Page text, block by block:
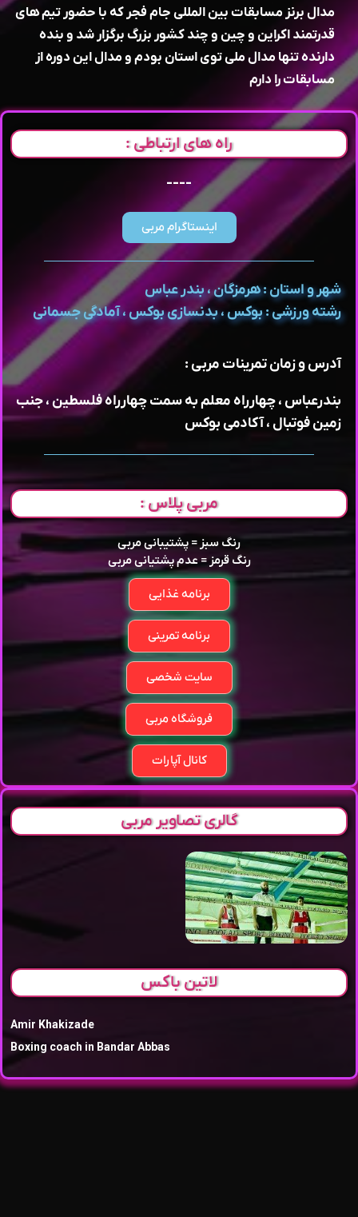
مدال برنز مسابقات بین المللی جام فجر که با حضور تیم های
قدرتمند اکراین و چین و چند کشور بزرگ برگزار شد و بنده
دارنده تنها مدال ملی توی استان بودم و مدال این دوره از
مسابقات را دارم
راه های ارتباطی :
----
اینستاگرام مربی
شهر و استان : هرمزگان ، بندر عباس
رشته ورزشی : بوکس ، بدنسازی بوکس ، آمادگی جسمانی
آدرس و زمان تمرینات مربی :
بندرعباس ، چهارراه معلم به سمت چهارراه فلسطین ، جنب
زمین فوتبال ، آکادمی بوکس
مربی پلاس :
رنگ سبز = پشتیبانی مربی
رنگ قرمز = عدم پشتیانی مربی
برنامه غذایی
برنامه تمرینی
سایت شخصی
فروشگاه مربی
کانال آپارات
گالری تصاویر مربی
لاتین باکس
Amir Khakizade
Boxing coach in Bandar Abbas